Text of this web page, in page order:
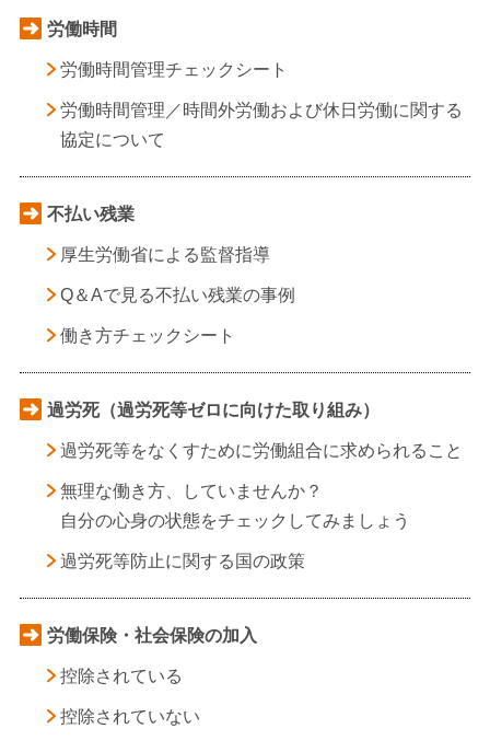
労働時間
労働時間管理チェックシート
労働時間管理／時間外労働および休日労働に関する
協定について
不払い残業
厚生労働省による監督指導
Q＆Aで見る不払い残業の事例
働き方チェックシート
過労死（過労死等ゼロに向けた取り組み）
過労死等をなくすために労働組合に求められること
無理な働き方、していませんか？
自分の心身の状態をチェックしてみましょう
過労死等防止に関する国の政策
労働保険・社会保険の加入
控除されている
控除されていない